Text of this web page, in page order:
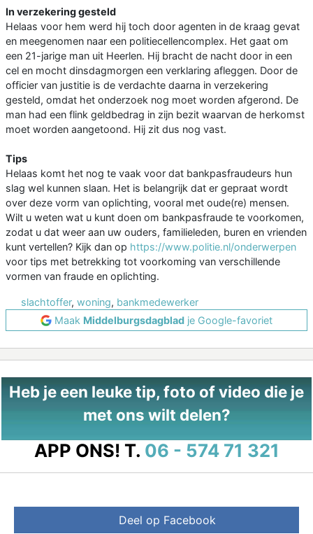
In verzekering gesteld
Helaas voor hem werd hij toch door agenten in de kraag gevat
en meegenomen naar een politiecellencomplex. Het gaat om
een 21-jarige man uit Heerlen. Hij bracht de nacht door in een
cel en mocht dinsdagmorgen een verklaring afleggen. Door de
officier van justitie is de verdachte daarna in verzekering
gesteld, omdat het onderzoek nog moet worden afgerond. De
man had een flink geldbedrag in zijn bezit waarvan de herkomst
moet worden aangetoond. Hij zit dus nog vast.
Tips
Helaas komt het nog te vaak voor dat bankpasfraudeurs hun
slag wel kunnen slaan. Het is belangrijk dat er gepraat wordt
over deze vorm van oplichting, vooral met oude(re) mensen.
Wilt u weten wat u kunt doen om bankpasfraude te voorkomen,
zodat u dat weer aan uw ouders, familieleden, buren en vrienden
kunt vertellen? Kijk dan op https://www.politie.nl/onderwerpen
voor tips met betrekking tot voorkoming van verschillende
vormen van fraude en oplichting.
slachtoffer, woning, bankmedewerker
Maak Middelburgsdagblad je Google-favoriet
Heb je een leuke tip, foto of video die je
met ons wilt delen?
APP ONS! T. 06 - 574 71 321
Deel op Facebook